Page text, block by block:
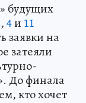
будущих
,4и 11
заявки на
затеяли
До финала
кто хочет